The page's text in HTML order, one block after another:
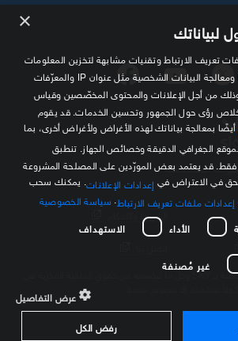
الاقتصادية
الشروط والأحكام
كافة العلامات التجارية الخاصة بـ SKY وكل ما تتضمنه من حقوق الملكية الفكرية هي
× لبياناتك
تعريف الارتباط وتقنيات مشابهة لتخزين المعلومات
على جهازك والوصول إليها ومعالجة البيانات الشخصية مثل عنوان IP والمعرّفات
وذلك من أجل الإعلانات والمحتوى المخصّصين وقياس
رؤى حول الجمهور وتحسين الخدمات. قد يقوم
أيضًا بمعالجة بياناتك لهذه الأغراض ولأغراض أخرى، بما
الجغرافي الدقيقة وخصائص الجهاز. تنطبق
فقط. قد يعتمد بعض المورّدين على المصلحة المشروعة
في الاعتراض في إعدادات الإعلانات . يمكنك سحب
إعدادات ملفات تعريف الارتباط سياسة الخصوصية
الأداء الاستهداف
غير مُصنفة
عرض التفاصيل
رفض الكل